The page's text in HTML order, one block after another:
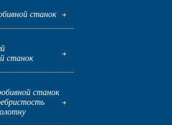
станок
станок
станок